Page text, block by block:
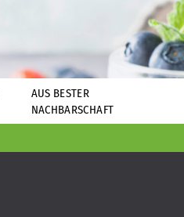
AUS BESTER
NACHBARSCHAFT